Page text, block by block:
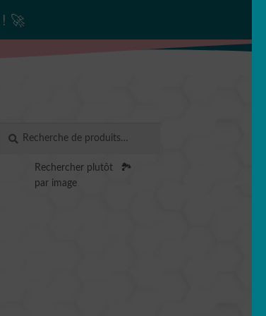
! 🚀
pour :
RECHERCHE
Rechercher plutôt
par image
🏞️